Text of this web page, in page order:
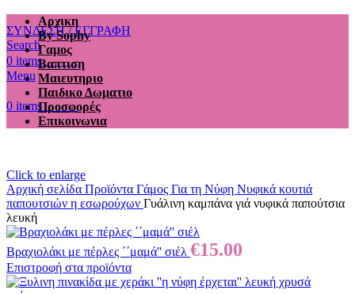
ΣΥΝΔΕΣΗ / ΕΓΓΡΑΦΗ
Search
0 items €0.00
Menu
0 items €0.00
Αρχικη
By Sophy
Γαμος
Βαπτιση
Μαιευτηριο
Παιδικο Δωματιο
Προσφορές
Επικοινωνια
Click to enlarge
Αρχική σελίδα Προϊόντα Γάμος Για τη Νύφη Νυφικά κουτιά
παπουτσιών η εσωρούχων Γυάλινη καμπάνα γιά νυφικά παπούτσια
λευκή
Βραχιολάκι με πέρλες ΄΄μαμά'' σιέλ €15.00
Επιστροφή στα προϊόντα